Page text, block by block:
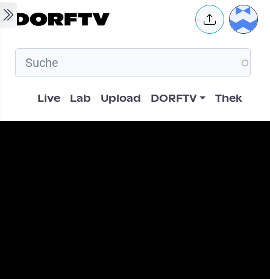
Skip to main content User
Hauptnavigation
Live Lab Upload DORFTV Thek